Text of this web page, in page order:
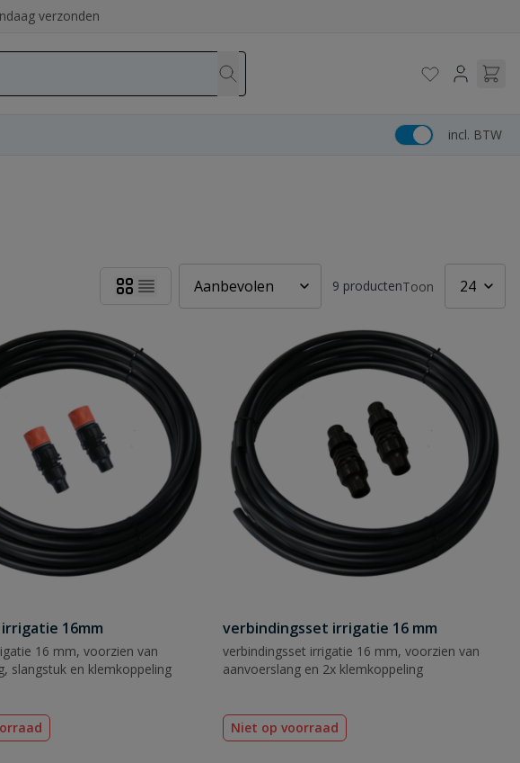
verzonden
incl. BTW
9 productenToon
16mm
16 mm, voorzien van
slangstuk en klemkoppeling
verbindingsset irrigatie 16 mm
verbindingsset irrigatie 16 mm, voorzien van
aanvoerslang en 2x klemkoppeling
Niet op voorraad